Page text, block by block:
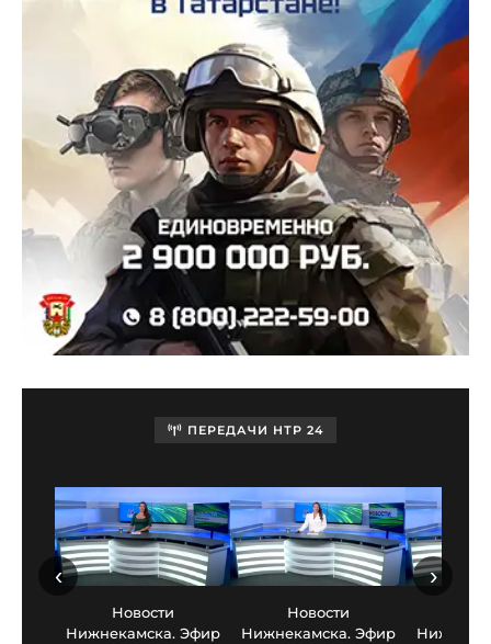
ПЕРЕДАЧИ НТР 24
Новости
Нижнекамска. Эфир
Новости
Нижнекамска. Эфир
‹ ›